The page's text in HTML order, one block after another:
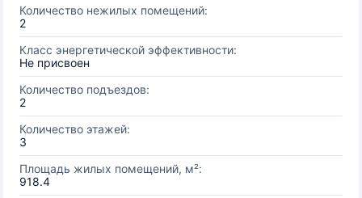
Количество нежилых помещений:
2
Класс энергетической эффективности:
Не присвоен
Количество подъездов:
2
Количество этажей:
3
Площадь жилых помещений, м²:
918.4